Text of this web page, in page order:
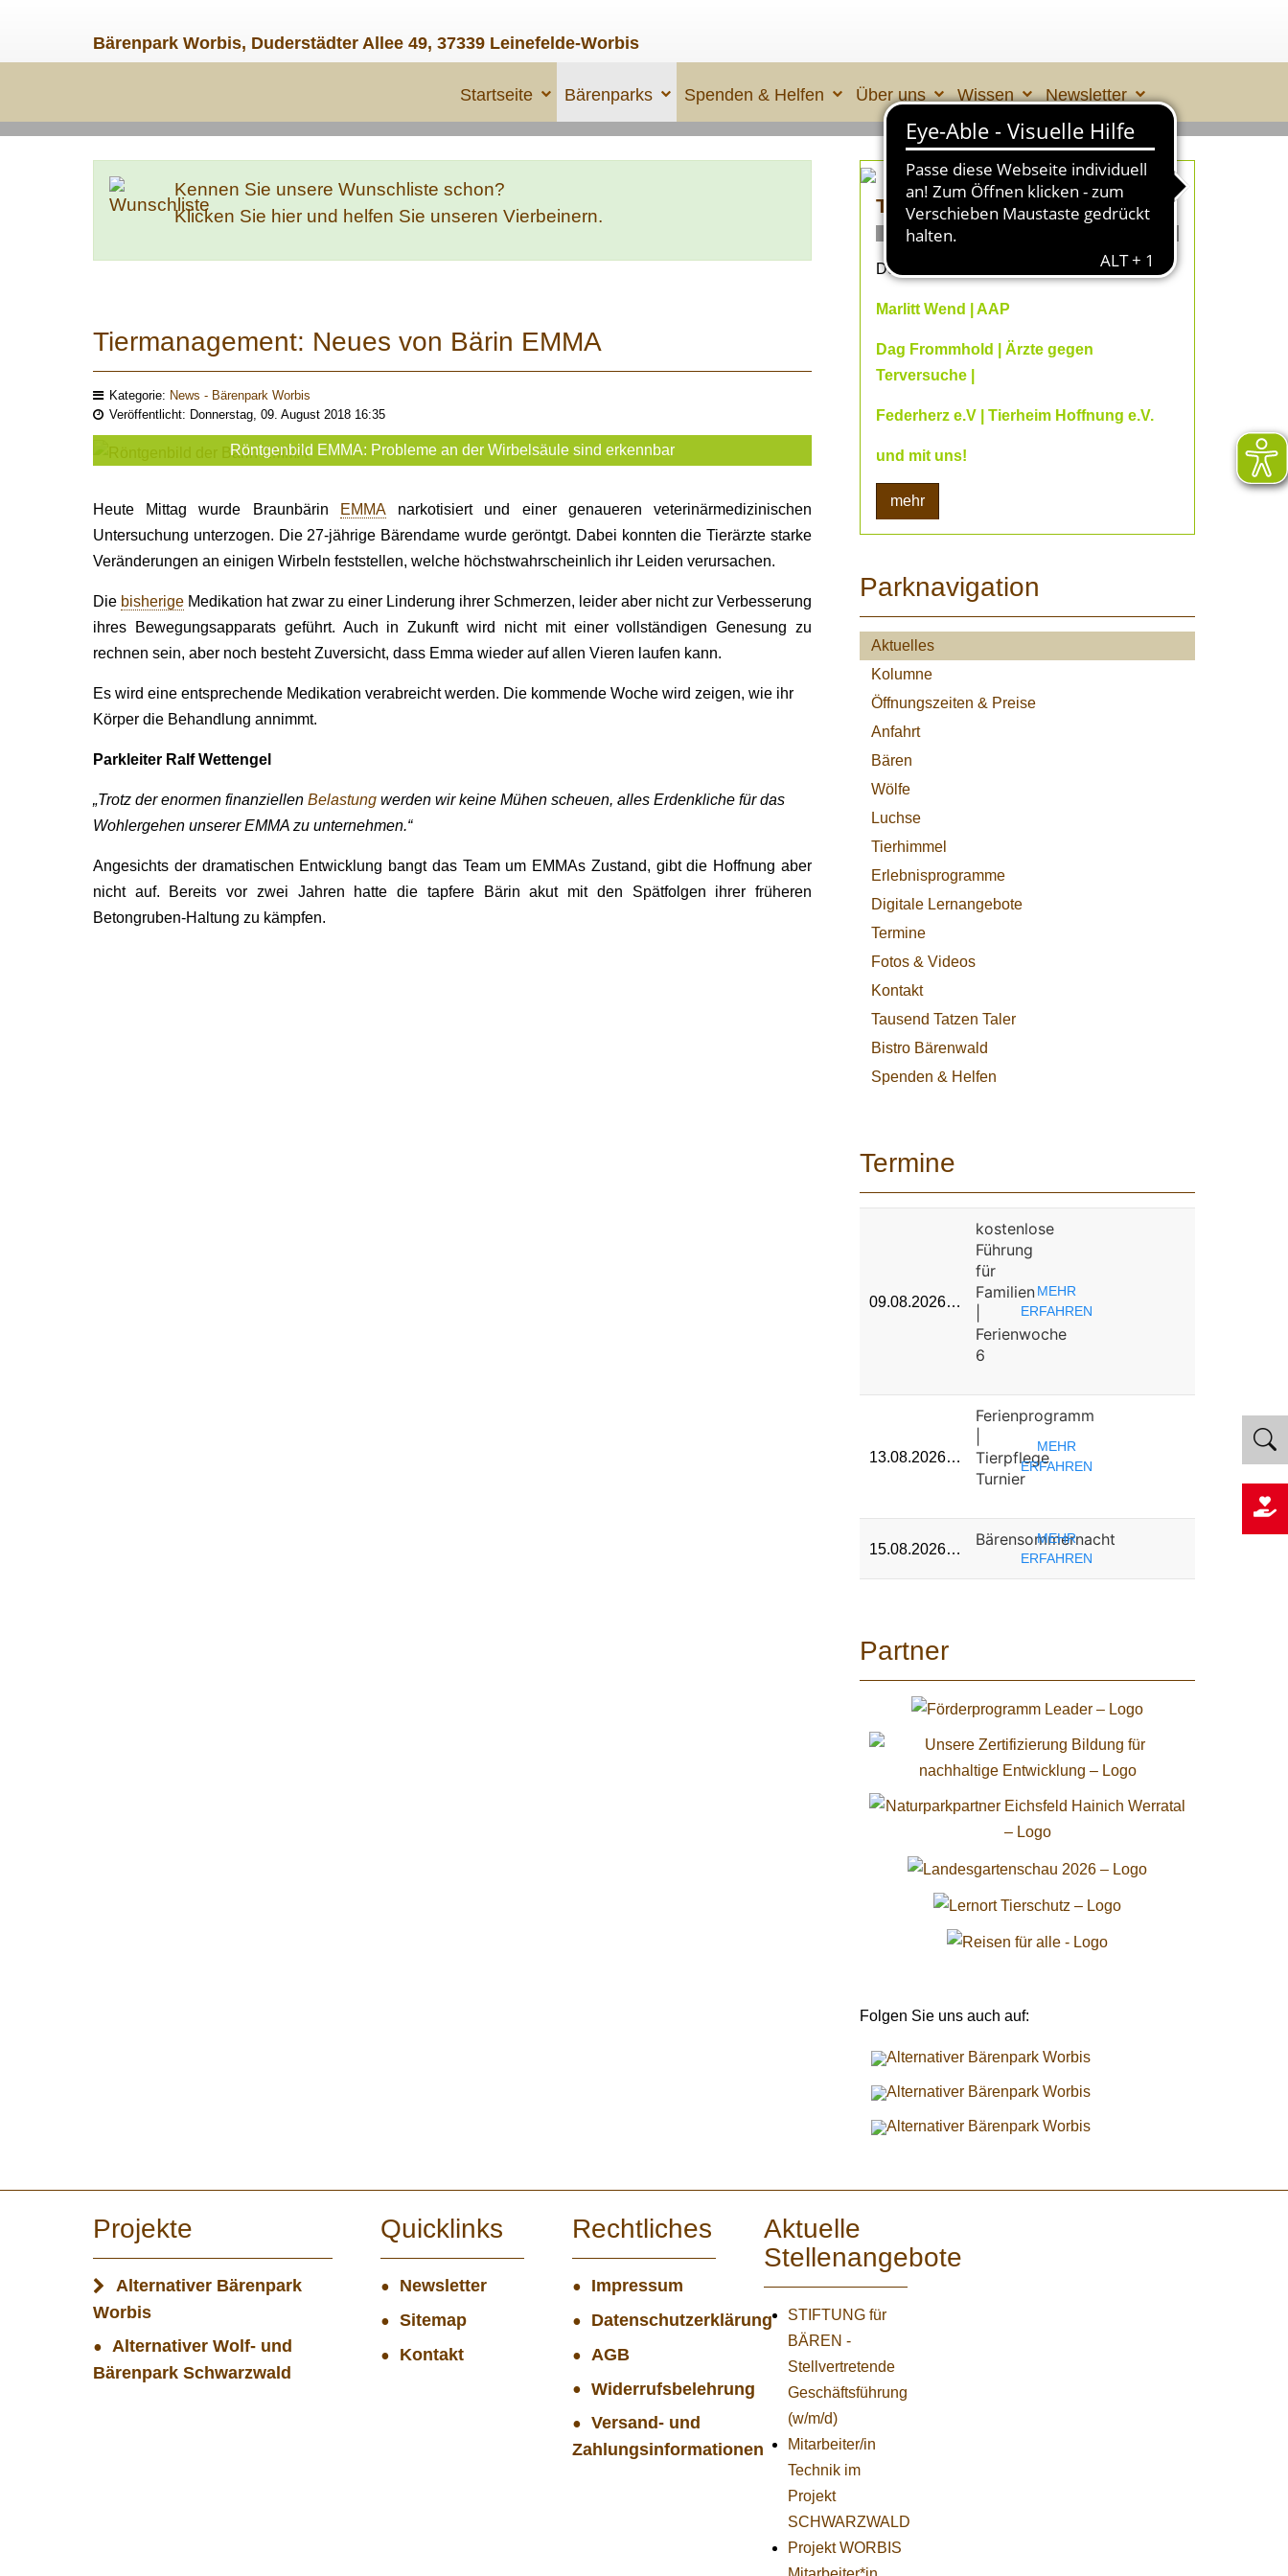
Bärenpark Worbis, Duderstädter Allee 49, 37339 Leinefelde-Worbis
Startseite Bärenparks Spenden & Helfen Über uns Wissen Newsletter
Kennen Sie unsere Wunschliste schon?
Klicken Sie hier und helfen Sie unseren Vierbeinern.
Tiermanagement: Neues von Bärin EMMA
Kategorie: News - Bärenpark Worbis
Veröffentlicht: Donnerstag, 09. August 2018 16:35
Röntgenbild EMMA: Probleme an der Wirbelsäule sind erkennbar
Heute Mittag wurde Braunbärin EMMAnarkotisiert und einer genaueren veterinärmedizinischen
Untersuchung unterzogen. Die 27-jährige Bärendame wurde geröntgt. Dabei konnten die Tierärzte starke
Veränderungen an einigen Wirbeln feststellen, welche höchstwahrscheinlich ihr Leiden verursachen.
Die bisherige Medikation hat zwar zu einer Linderung ihrer Schmerzen, leider aber nicht zur Verbesserung
ihres Bewegungsapparats geführt. Auch in Zukunft wird nicht mit einer vollständigen Genesung zu
rechnen sein, aber noch besteht Zuversicht, dass Emma wieder auf allen Vieren laufen kann.
Es wird eine entsprechende Medikation verabreicht werden. Die kommende Woche wird zeigen, wie ihr
Körper die Behandlung annimmt.
Parkleiter Ralf Wettengel
„Trotz der enormen finanziellen Belastung werden wir keine Mühen scheuen, alles Erdenkliche für das
Wohlergehen unserer EMMA zu unternehmen.“
Angesichts der dramatischen Entwicklung bangt das Team um EMMAs Zustand, gibt die Hoffnung aber
nicht auf. Bereits vor zwei Jahren hatte die tapfere Bärin akut mit den Spätfolgen ihrer früheren
Betongruben-Haltung zu kämpfen.
TIERLEID made in ÜBERALL 2
ONLINE- Fachvorträge
Dein Online-Herbst 2026 mit
Marlitt Wend | AAP
Dag Frommhold | Ärzte gegen
Terversuche |
Federherz e.V | Tierheim Hoffnung e.V.
und mit uns!
mehr
Parknavigation
Aktuelles
Kolumne
Öffnungszeiten & Preise
Anfahrt
Bären
Wölfe
Luchse
Tierhimmel
Erlebnisprogramme
Digitale Lernangebote
Termine
Fotos & Videos
Kontakt
Tausend Tatzen Taler
Bistro Bärenwald
Spenden & Helfen
Termine
09.08.2026…
kostenlose
Führung
für
Familien
Ferienwoche
6
MEHR
ERFAHREN
13.08.2026…
Ferienprogramm
Tierpflege
Turnier
MEHR
ERFAHREN
15.08.2026… Bärensommernacht
MEHR
ERFAHREN
Partner
Folgen Sie uns auch auf:
Projekte
Alternativer Bärenpark
Worbis
Alternativer Wolf- und
Bärenpark Schwarzwald
Quicklinks
Newsletter
Sitemap
Kontakt
Rechtliches
Impressum
Datenschutzerklärung
AGB
Widerrufsbelehrung
Versand- und
Zahlungsinformationen
Aktuelle
Stellenangebote
STIFTUNG für
BÄREN -
Stellvertretende
Geschäftsführung
(w/m/d)
Mitarbeiter/in
Technik im
Projekt
SCHWARZWALD
Projekt WORBIS